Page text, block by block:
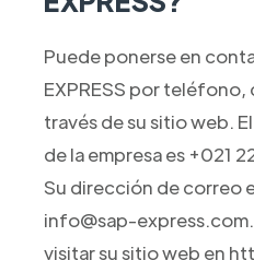
Puede ponerse en
EXPRESS por
través de su sitio web.
de la empresa es +021
Su dirección de correo
info@sap-
visitar su sitio web en